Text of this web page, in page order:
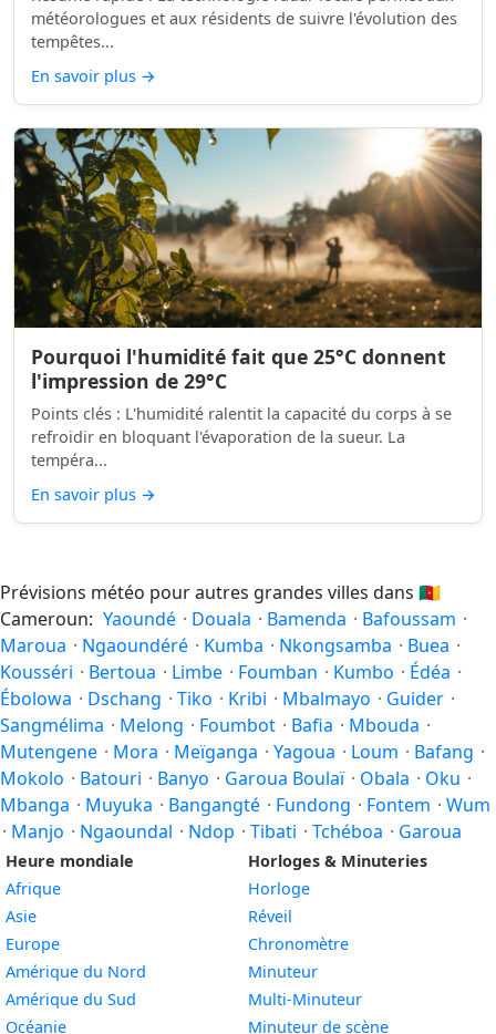
météorologues et aux résidents de suivre l'évolution des
tempêtes...
En savoir plus →
Pourquoi l'humidité fait que 25°C donnent
l'impression de 29°C
Points clés : L'humidité ralentit la capacité du corps à se
refroidir en bloquant l'évaporation de la sueur. La
tempéra...
En savoir plus →
Prévisions météo pour autres grandes villes dans 🇨🇲
Cameroun: Yaoundé · Douala · Bamenda · Bafoussam ·
Maroua · Ngaoundéré · Kumba · Nkongsamba · Buea ·
Kousséri · Bertoua · Limbe · Foumban · Kumbo · Édéa ·
Ébolowa · Dschang · Tiko · Kribi · Mbalmayo · Guider ·
Sangmélima · Melong · Foumbot · Bafia · Mbouda ·
Mutengene · Mora · Meïganga · Yagoua · Loum · Bafang ·
Mokolo · Batouri · Banyo · Garoua Boulaï · Obala · Oku ·
Mbanga · Muyuka · Bangangté · Fundong · Fontem · Wum
· Manjo · Ngaoundal · Ndop · Tibati · Tchéboa · Garoua
Heure mondiale
Afrique
Asie
Europe
Amérique du Nord
Amérique du Sud
Océanie
Horloges & Minuteries
Horloge
Réveil
Chronomètre
Minuteur
Multi-Minuteur
Minuteur de scène